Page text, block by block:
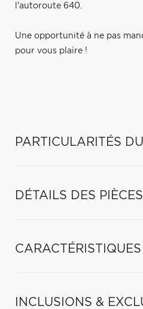
l'autoroute 640.
Une opportunité à ne pas
pour vous plaire !
PARTICULARITÉS
DÉTAILS DES PIÈCES
CARACTÉRISTIQUES
INCLUSIONS &